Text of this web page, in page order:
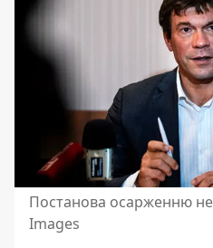
Постанова осарженню
Images